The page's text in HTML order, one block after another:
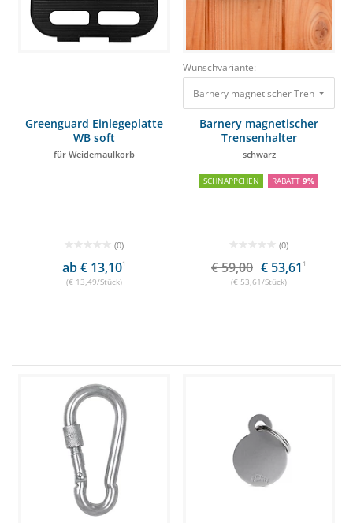
Greenguard Einlegeplatte
WB soft
für Weidemaulkorb
(0)
ab € 13,101
(€ 13,49/Stück)
Wunschvariante:
Barnery magnetischer
Barnery magnetischer
Trensenhalter
schwarz
SCHNÄPPCHEN RABATT 9%
(0)
€ 59,00 € 53,61 1
(€ 53,61/Stück)